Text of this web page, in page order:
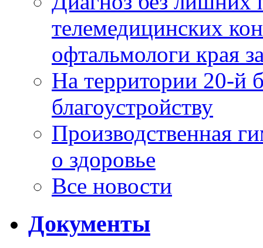
телемедицинских
офтальмологи края
На территории 20-й
благоустройству
Производственная
о здоровье
Все новости
Документы